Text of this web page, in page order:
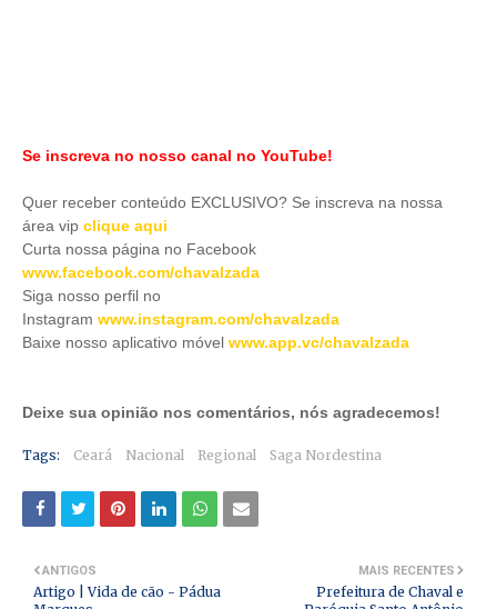
Se inscreva no nosso canal no YouTube!
Quer receber conteúdo EXCLUSIVO? Se inscreva na nossa
área vip clique aqui
Curta nossa página no Facebook
www.facebook.com/chavalzada
Siga nosso perfil no
Instagram www.instagram.com/chavalzada
Baixe nosso aplicativo móvel www.app.vc/chavalzada
Deixe sua opinião nos comentários, nós agradecemos!
Tags: Ceará Nacional Regional Saga Nordestina
MAIS RECENTES
Prefeitura de Chaval e
ANTIGOS
Artigo | Vida de cão - Pádua